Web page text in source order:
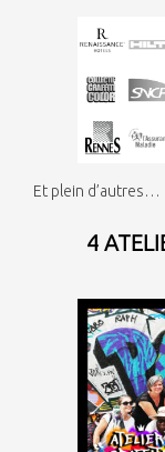
Et plein d’autres…
4